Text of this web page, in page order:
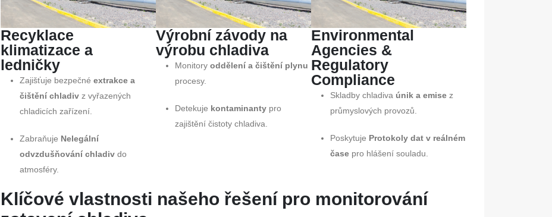
Recyklace
klimatizace a
ledničky
Zajišťuje bezpečnéextrakce a
čištění chladiv z vyřazených
chladicích zařízení.
Zabraňuje Nelegální
odvzdušňování chladiv do
atmosféry.
Výrobní závody na
výrobu chladiva
Monitoryoddělení a čištění plynu
procesy.
Detekuje kontaminanty pro
zajištění čistoty chladiva.
Environmental
Agencies &
Regulatory
Compliance
Skladby chladiva únik a emise z
průmyslových provozů.
Poskytuje Protokoly dat v reálném
čase pro hlášení souladu.
Klíčové vlastnosti našeho řešení pro monitorování